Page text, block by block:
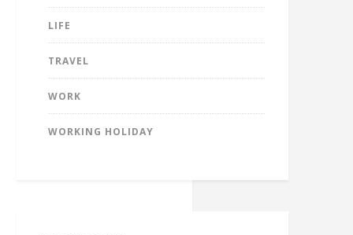
LIFE
TRAVEL
WORK
WORKING HOLIDAY